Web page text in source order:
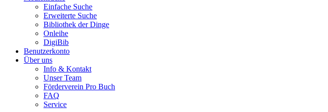
Einfache Suche
Erweiterte Suche
Bibliothek der Dinge
Onleihe
DigiBib
Benutzerkonto
Über uns
Info & Kontakt
Unser Team
Förderverein Pro Buch
FAQ
Service